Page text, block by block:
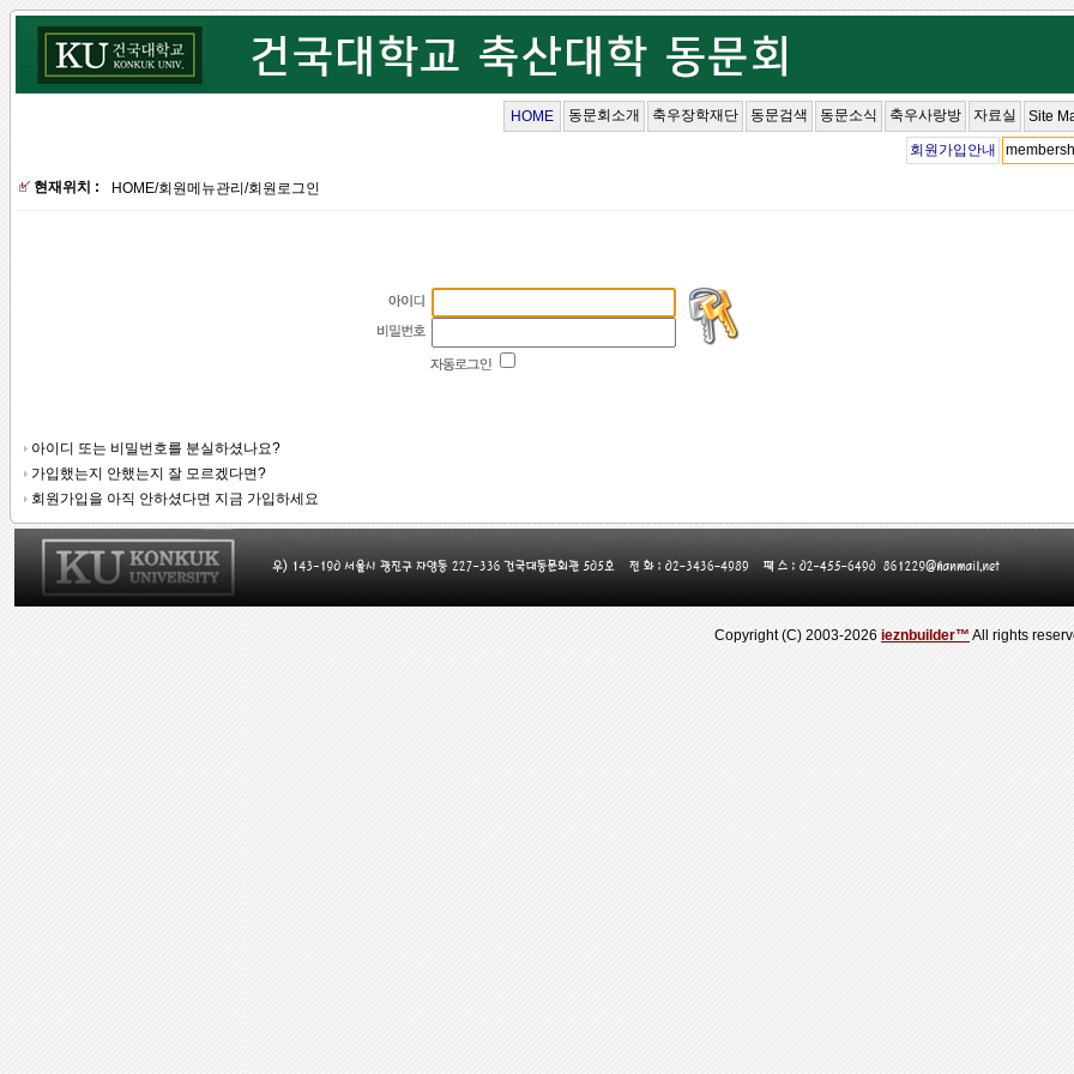
HOME 동문회소개 축우장학재단 동문검색 동문소식 축우사랑방 자료실
Site
회원가입안내
현재위치 : HOME/회원메뉴관리 /회원로그인
아이디 또는 비밀번호를 분실하셨나요?
가입했는지 안했는지 잘 모르겠다면?
회원가입을 아직 안하셨다면 지금 가입하세요
Copyright (C) 2003-2026 ieznbuilder™ All rights